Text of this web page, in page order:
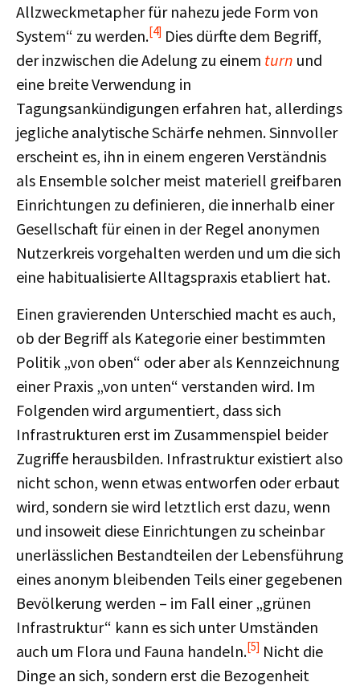
Allzweckmetapher für nahezu jede Form von
System“ zu werden.[4] Dies dürfte dem Begriff,
der inzwischen die Adelung zu einem turn und
eine breite Verwendung in
Tagungsankündigungen erfahren hat, allerdings
jegliche analytische Schärfe nehmen. Sinnvoller
erscheint es, ihn in einem engeren Verständnis
als Ensemble solcher meist materiell greifbaren
Einrichtungen zu definieren, die innerhalb einer
Gesellschaft für einen in der Regel anonymen
Nutzerkreis vorgehalten werden und um die sich
eine habitualisierte Alltagspraxis etabliert hat.
Einen gravierenden Unterschied macht es auch,
ob der Begriff als Kategorie einer bestimmten
Politik „von oben“ oder aber als Kennzeichnung
einer Praxis „von unten“ verstanden wird. Im
Folgenden wird argumentiert, dass sich
Infrastrukturen erst im Zusammenspiel beider
Zugriffe herausbilden. Infrastruktur existiert also
nicht schon, wenn etwas entworfen oder erbaut
wird, sondern sie wird letztlich erst dazu, wenn
und insoweit diese Einrichtungen zu scheinbar
unerlässlichen Bestandteilen der Lebensführung
eines anonym bleibenden Teils einer gegebenen
Bevölkerung werden – im Fall einer „grünen
Infrastruktur“ kann es sich unter Umständen
auch um Flora und Fauna handeln.[5] Nicht die
Dinge an sich, sondern erst die Bezogenheit